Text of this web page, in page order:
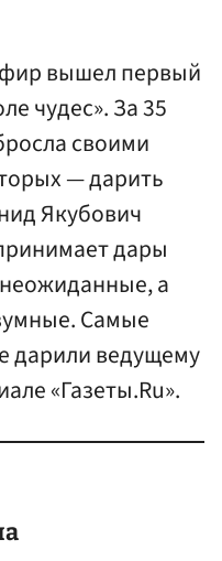
вышел первый
чудес». За 35
своими
— дарить
Якубович
дары
а
Самые
дарили ведущему
«Газеты.Ru».